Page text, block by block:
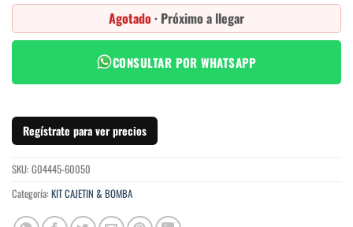
Agotado · Próximo a llegar
CONSULTAR POR WHATSAPP
Regístrate para ver precios
SKU: G04445-60050
Categoría: KIT CAJETIN & BOMBA